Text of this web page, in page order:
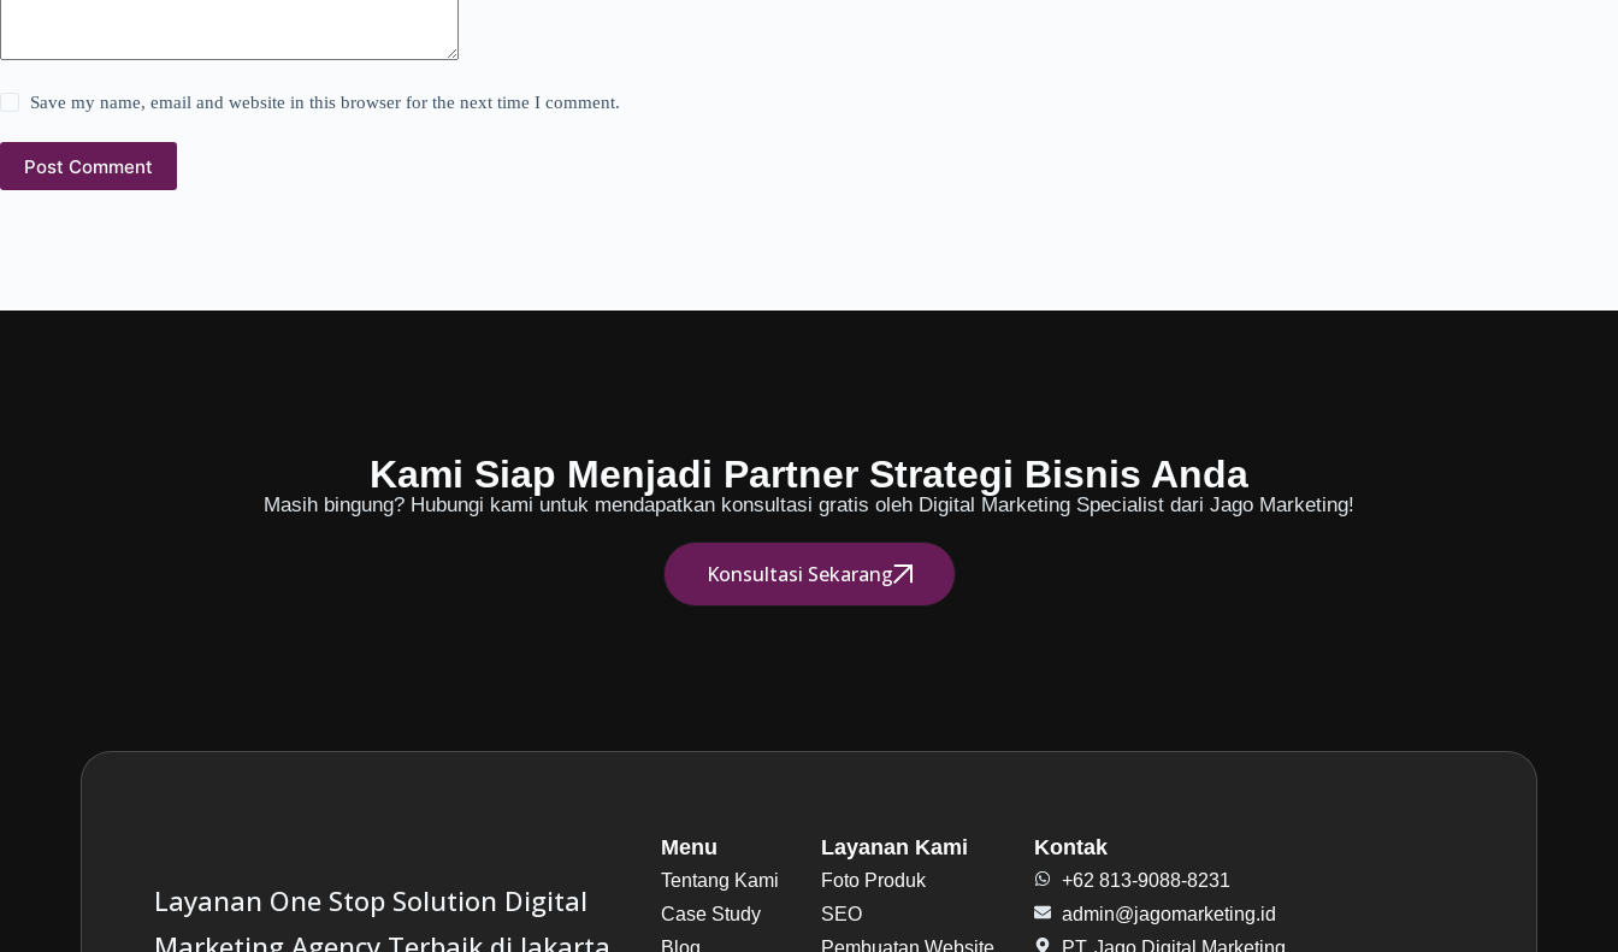
Save my name, email and website in this browser for the next time I comment.
Post Comment
Kami Siap Menjadi Partner Strategi Bisnis Anda
Masih bingung? Hubungi kami untuk mendapatkan konsultasi gratis oleh Digital Marketing Specialist dari Jago Marketing!
Konsultasi Sekarang
Layanan One Stop Solution Digital
Menu
Tentang Kami
Case Study
Layanan Kami
Foto Produk
SEO
Kontak
+62 813-9088-8231
admin@jagomarketing.id